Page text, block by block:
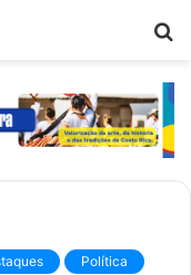
Política